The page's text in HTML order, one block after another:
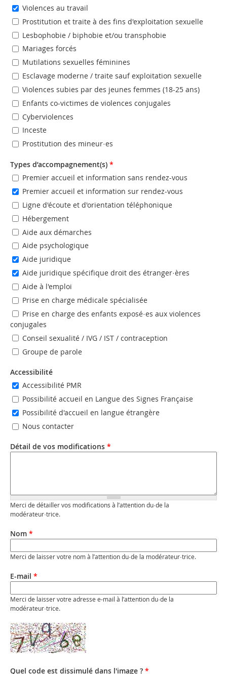
Violences au travail
Prostitution et traite à des fins d'exploitation sexuelle
Lesbophobie / biphobie et/ou transphobie
Mariages forcés
Mutilations sexuelles féminines
Esclavage moderne / traite sauf exploitation sexuelle
Violences subies par des jeunes femmes (18-25 ans)
Enfants co-victimes de violences conjugales
Cyberviolences
Inceste
Prostitution des mineur·es
Types d’accompagnement(s) *
Premier accueil et information sans rendez-vous
Premier accueil et information sur rendez-vous
Ligne d'écoute et d'orientation téléphonique
Hébergement
Aide aux démarches
Aide psychologique
Aide juridique
Aide juridique spécifique droit des étranger·ères
Aide à l'emploi
Prise en charge médicale spécialisée
Prise en charge des enfants exposé·es aux violences
conjugales
Conseil sexualité / IVG / IST / contraception
Groupe de parole
Accessibilité
Accessibilité PMR
Possibilité accueil en Langue des Signes Française
Possibilité d'accueil en langue étrangère
Nous contacter
Détail de vos modifications *
Merci de détailler vos modifications à l’attention du·de la
modérateur·trice.
Nom *
Merci de laisser votre nom à l’attention du·de la modérateur·trice.
E-mail *
Merci de laisser votre adresse e-mail à l’attention du·de la
modérateur·trice.
Quel code est dissimulé dans l'image ? *